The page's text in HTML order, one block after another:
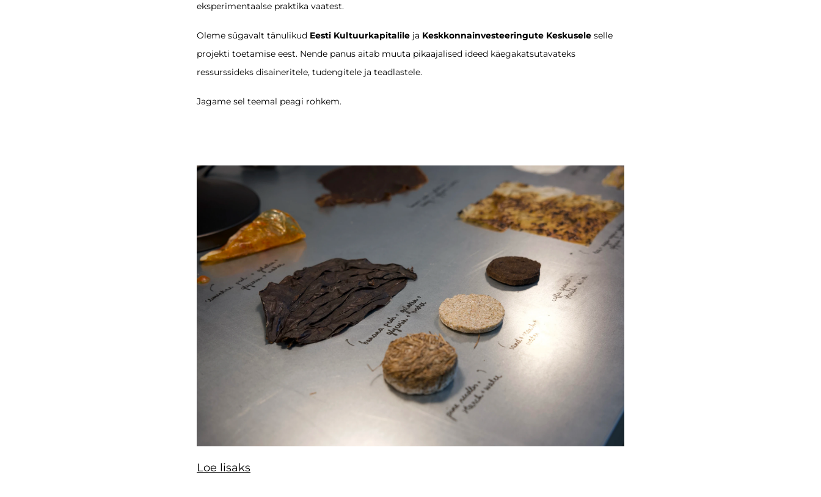
eksperimentaalse praktika vaatest.
Oleme sügavalt tänulikud Eesti Kultuurkapitalile ja Keskkonnainvesteeringute Keskusele selle
projekti toetamise eest. Nende panus aitab muuta pikaajalised ideed käegakatsutavateks
ressurssideks disaineritele, tudengitele ja teadlastele.
Jagame sel teemal peagi rohkem.
Loe lisaks